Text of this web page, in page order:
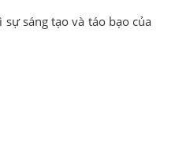
sáng tạo và táo bạo của